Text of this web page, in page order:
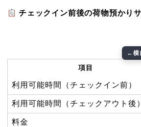
チェックイン前後の荷物預かり
項目
利用可能時間（チェックイン前）
利用可能時間（チェックアウト後）
料金